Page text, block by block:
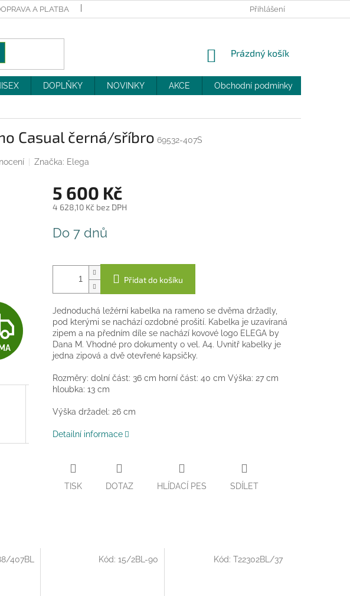
A PLATBA MOJE OBJEDNÁVKA
Přihlášení
NÁKUPNÍ
Prázdný košík
DOPLŇKY NOVINKY AKCE Obchodní podmínky
Casual černá/sříbro 69532-407S
Značka: Elega
Z
D
R
5 600 Kč
4 628,10 Kč bez DPH
cena:
Do 7 dnů
Přidat do košíku
Jednoduchá ležérní kabelka na rameno se dvěma držadly,
pod kterými se nachází ozdobné prošití. Kabelka je uzavíraná
zipem a na předním díle se nachází kovové logo ELEGA by
Dana M. Vhodné pro dokumenty o vel. A4. Uvnitř kabelky je
jedna zipová a dvě otevřené kapsičky.
Rozměry: dolní část: 36 cm horní část: 40 cm Výška: 27 cm
hloubka: 13 cm
Výška držadel: 26 cm
Detailní informace
TISK DOTAZ HLÍDACÍ PES SDÍLET
407BL Kód:15/2BL-90 Kód: T22302BL/37